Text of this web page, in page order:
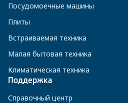
Посудомоечные машины
Плиты
Встраиваемая техника
Малая бытовая техника
Климатическая техника
Поддержка
Справочный центр